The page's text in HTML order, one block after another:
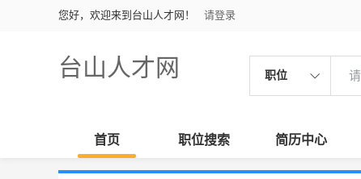
您好，欢迎来到台山人才网！ 请登录
台山人才网 职位
首页 职位搜索 简历中心